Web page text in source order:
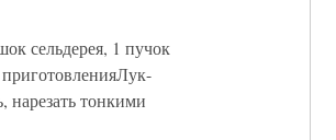
сельдерея, 1 пучок
тонкими